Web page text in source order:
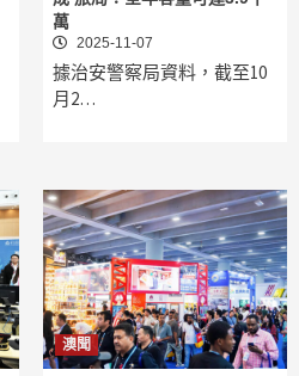
萬
2025-11-07
據治安警察局資料，截至10
月2…
澳聞